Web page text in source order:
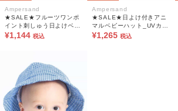
Ampersand
★SALE★フルーツワンポ
イント刺しゅう日よけベビ
ーハット
¥1,144 税込
Ampersand
★SALE★日よけ付きアニ
マルベビーハット_UVカッ
ト
¥1,265 税込